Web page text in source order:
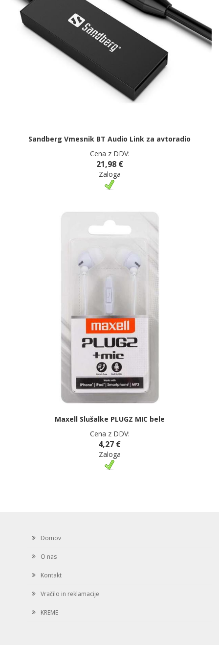
Sandberg Vmesnik BT Audio Link za avtoradio
Cena z DDV:
21,98 €
Zaloga
Maxell Slušalke PLUGZ MIC bele
Cena z DDV:
4,27 €
Zaloga
Domov
O nas
Kontakt
Vračilo in reklamacije
KREME